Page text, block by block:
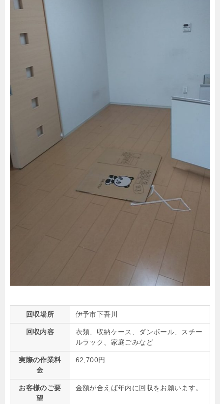
回収場所 伊予市下吾川
回収内容
衣類、収納ケース、ダンボール、スチー
ルラック、家庭ごみなど
実際の作業料
金
62,700円
お客様のご要
望
金額が合えば年内に回収をお願います。